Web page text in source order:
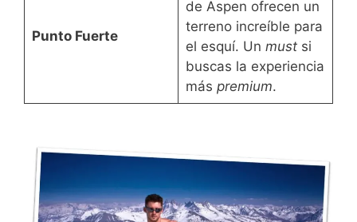
Punto Fuerte
de Aspen ofrecen un
terreno increíble para
el esquí. Un mustsi
buscas la experiencia
más premium.